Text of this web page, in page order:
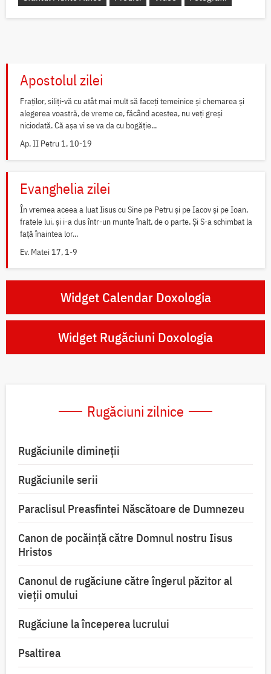
Apostolul zilei
Fraților, siliți-vă cu atât mai mult să faceți temeinice și chemarea și
alegerea voastră, de vreme ce, făcând acestea, nu veți greși
niciodată. Că așa vi se va da cu bogăție...
Ap. II Petru 1, 10-19
Evanghelia zilei
În vremea aceea a luat Iisus cu Sine pe Petru și pe Iacov și pe Ioan,
fratele lui, și i-a dus într-un munte înalt, de o parte. Și S-a schimbat la
față înaintea lor...
Ev. Matei 17, 1-9
Widget Calendar Doxologia
Widget Rugăciuni Doxologia
Rugăciuni zilnice
Rugăciunile dimineții
Rugăciunile serii
Paraclisul Preasfintei Născătoare de Dumnezeu
Canon de pocăință către Domnul nostru Iisus
Hristos
Canonul de rugăciune către îngerul păzitor al
vieții omului
Rugăciune la începerea lucrului
Psaltirea